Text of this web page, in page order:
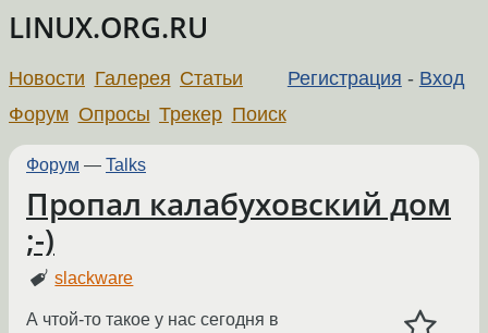
LINUX.ORG.RU
Регистрация - Вход
Новости Галерея Статьи
Форум Опросы Трекер Поиск
Форум — Talks
Пропал калабуховский дом
;-)
slackware
А чтой-то такое у нас сегодня в